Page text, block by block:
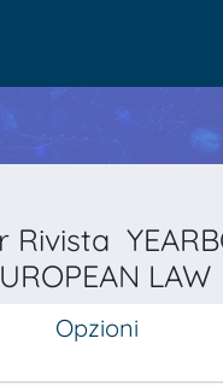
Rivista
LAW
Opzioni